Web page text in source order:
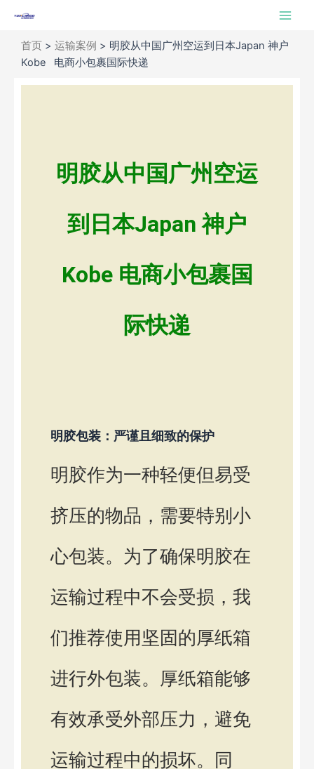
Main
首页 > 运输案例 > 明胶从中国广州空运到日本Japan 神户
Kobe 电商小包裹国际快递
明胶从中国广州空运
到日本Japan 神户
Kobe 电商小包裹国
际快递
明胶包装：严谨且细致的保护
明胶作为一种轻便但易受
挤压的物品，需要特别小
心包装。为了确保明胶在
运输过程中不会受损，我
们推荐使用坚固的厚纸箱
进行外包装。厚纸箱能够
有效承受外部压力，避免
运输过程中的损坏。同